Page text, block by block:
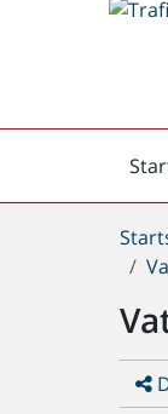
Du
är